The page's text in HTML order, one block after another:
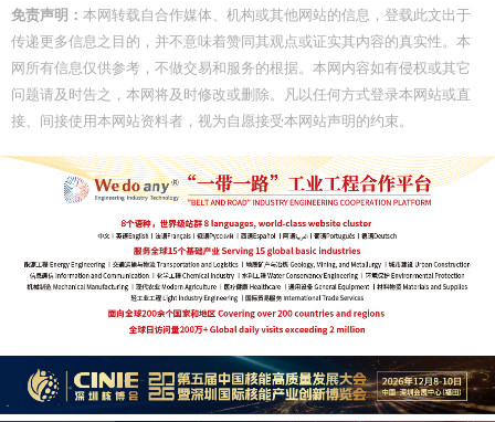
免责声明： 本网转载自合作媒体、机构或其他网站的信息，登载此文出于
传递更多信息之目的，并不意味着赞同其观点或证实其内容的真实性。本
网所有信息仅供参考，不做交易和服务的根据。本网内容如有侵权或其它
问题请及时告之，本网将及时修改或删除。凡以任何方式登录本网站或直
接、间接使用本网站资料者，视为自愿接受本网站声明的约束。